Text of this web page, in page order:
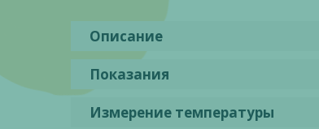
Описание
Показания
Измерение температуры